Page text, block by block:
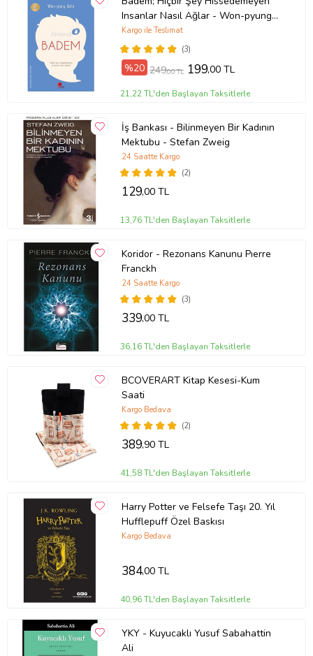
Insanlar Nasıl Ağlar - Won-pyung
Sohn - Peta Kitap
(3)
Kargo ile Teslimat
%20 249,00 TL 199,00 TL
21,22 TL'den Başlayan Taksitlerle
İş Bankası - Bilinmeyen Bir Kadının
Mektubu - Stefan Zweig
(2)
24 Saatte Kargo
129,00 TL
13,76 TL'den Başlayan Taksitlerle
Koridor - Rezonans Kanunu Pıerre
Franckh
(3)
24 Saatte Kargo
339,00 TL
36,16 TL'den Başlayan Taksitlerle
BCOVERART Kitap Kesesi-Kum
Saati
(2)
Kargo Bedava
389,90 TL
41,58 TL'den Başlayan Taksitlerle
Harry Potter ve Felsefe Taşı 20. Yıl
Hufflepuff Özel Baskısı
Kargo Bedava
384,00 TL
40,96 TL'den Başlayan Taksitlerle
YKY - Kuyucaklı Yusuf Sabahattin
Ali